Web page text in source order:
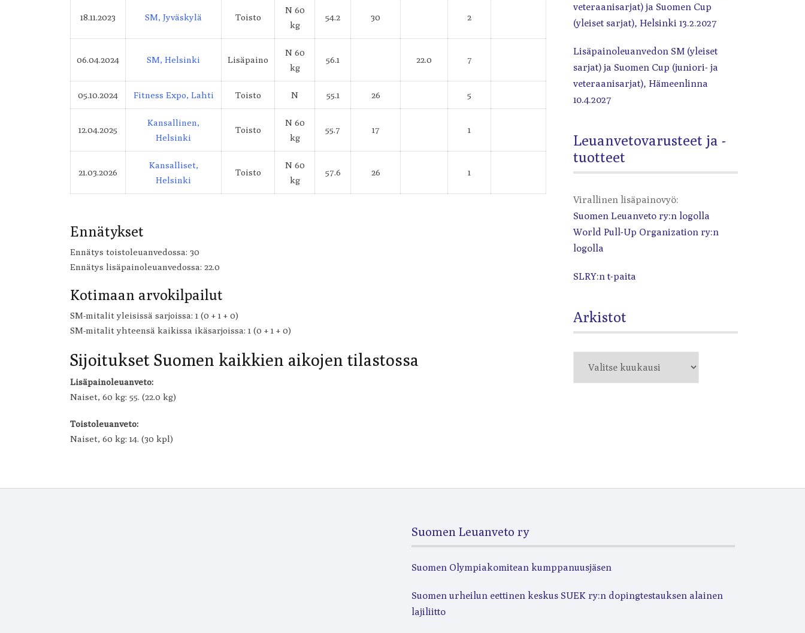
18.11.2023 SM, Jyväskylä Toisto
N 60
kg
54.2 30 2
06.04.2024 SM, Helsinki Lisäpaino
N 60
kg
56.1 22.0 7
05.10.2024 Fitness Expo, Lahti Toisto N 55.1 26 5
12.04.2025
Kansallinen,
Helsinki
Toisto
N 60
kg
55.7 17 1
21.03.2026
Kansalliset,
Helsinki
Toisto
N 60
kg
57.6 26 1
Ennätykset
Ennätys toistoleuanvedossa: 30
Ennätys lisäpainoleuanvedossa: 22.0
Kotimaan arvokilpailut
SM-mitalit yleisissä sarjoissa: 1 (0 + 1 + 0)
SM-mitalit yhteensä kaikissa ikäsarjoissa: 1 (0 + 1 + 0)
Sijoitukset Suomen kaikkien aikojen tilastossa
Lisäpainoleuanveto:
Naiset, 60 kg: 55. (22.0 kg)
Toistoleuanveto:
Naiset, 60 kg: 14. (30 kpl)
veteraanisarjat) ja Suomen Cup
(yleiset sarjat), Helsinki 13.2.2027
Lisäpainoleuanvedon SM (yleiset
sarjat) ja Suomen Cup (juniori- ja
veteraanisarjat), Hämeenlinna
10.4.2027
Leuanvetovarusteet ja -
tuotteet
Virallinen lisäpainovyö:
Suomen Leuanveto ry:n logolla
World Pull-Up Organization ry:n
logolla
SLRY:n t-paita
Arkistot
Suomen Leuanveto ry
Suomen Olympiakomitean kumppanuusjäsen
Suomen urheilun eettinen keskus SUEK ry:n dopingtestauksen alainen
lajiliitto